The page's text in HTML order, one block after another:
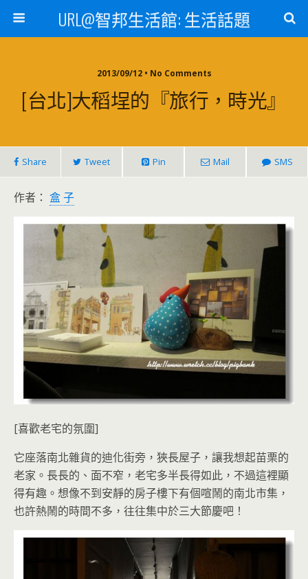
URL@智邦生活館: 生活話題
2013/09/12 • No Comments
[台北]大稻埕的『旅行，時光』
Share Tweet Pin Mail SMS
作者： 盒 子
[喜歡老宅的氛圍]
它座落南北雜貨的迪化街旁，狹長屋子，讓我想起苗栗的
老家。長長的、面不窄，老宅多半長得如此，不過這裡顯
得有趣。想像不到安靜的房子樓下有個喧鬧的南北市集，
也許熱鬧的時間不多，往往集中於三大節慶吧！